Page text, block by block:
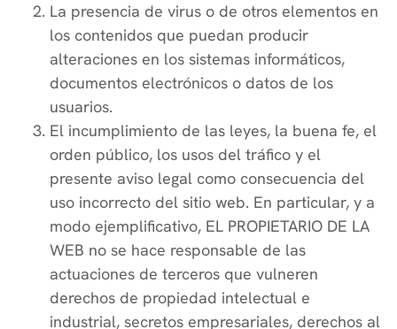
La presencia de virus o de otros elementos en
los contenidos que puedan producir
alteraciones en los sistemas informáticos,
documentos electrónicos o datos de los
usuarios.
El incumplimiento de las leyes, la buena fe, el
orden público, los usos del tráfico y el
presente aviso legal como consecuencia del
uso incorrecto del sitio web. En particular, y a
modo ejemplificativo, EL PROPIETARIO DE LA
WEB no se hace responsable de las
actuaciones de terceros que vulneren
derechos de propiedad intelectual e
industrial, secretos empresariales, derechos al